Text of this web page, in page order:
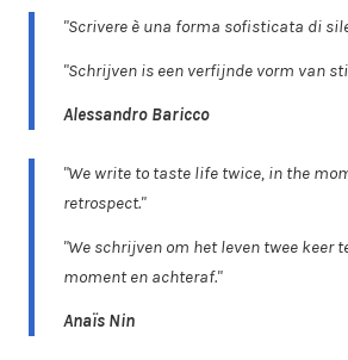
"Scrivere è una forma sofisticata di
"Schrijven is een verfijnde vorm van
Alessandro Baricco
"We write to taste life twice, in the
retrospect."
"We schrijven om het leven twee keer
moment en achteraf."
Anaïs Nin